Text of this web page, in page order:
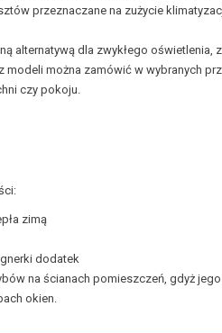
przeznaczane na zużycie
alternatywą dla zwykłego
można zamówić w wybranych
czy pokoju.
zimą
dodatek
na ścianach pomieszczeń, gdyż
okien.